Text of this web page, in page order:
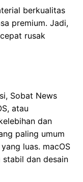
berkualitas
premium. Jadi,
rusak
Sobat News
atau
dan
paling umum
luas. macOS
dan desain